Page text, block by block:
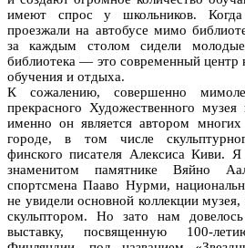
имеют спрос у школьников.
проезжали на автобусе мимо
за каждым столом сидели
библиотека — это современный центр
обучения и отдыха.
К сожалению, совершенно
прекрасного Художественного
именно он является автором
городе, в том числе
финского писателя Алексиса Киви.
знаменитом памятнике Вяйно
спортсмена Пааво Нурми,
не увидели основной коллекции
скульптором. Но зато нам
выставку, посвященную 100-